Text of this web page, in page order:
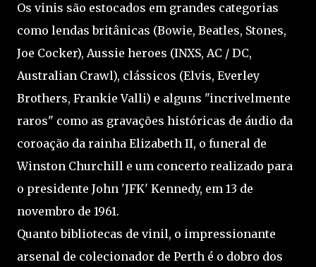
Os vinis são estocados em grandes categorias
como lendas britânicas (Bowie, Beatles, Stones,
Joe Cocker), Aussie heroes (INXS, AC / DC,
Australian Crawl), clássicos (Elvis, Everley
Brothers, Frankie Valli) e alguns "incrivelmente
raros" como as gravações históricas de áudio da
coroação da rainha Elizabeth II, o funeral de
Winston Churchill e um concerto realizado para
o presidente John 'JFK' Kennedy, em 13 de
novembro de 1961.
Quanto bibliotecas de vinil, o impressionante
arsenal de colecionador de Perth é o dobro dos